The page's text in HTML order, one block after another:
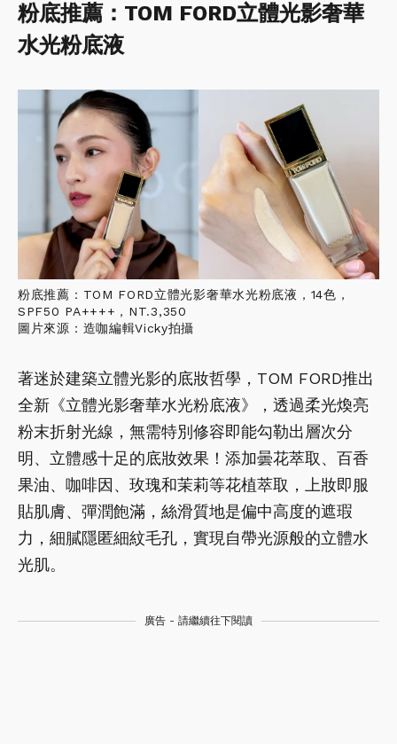
粉底推薦：TOM FORD立體光影奢華
水光粉底液
粉底推薦：TOM FORD立體光影奢華水光粉底液，14色，
SPF50 PA++++，NT.3,350
圖片來源：造咖編輯Vicky拍攝
著迷於建築立體光影的底妝哲學，TOM FORD推出
全新《立體光影奢華水光粉底液》，透過柔光煥亮
粉末折射光線，無需特別修容即能勾勒出層次分
明、立體感十足的底妝效果！添加曇花萃取、百香
果油、咖啡因、玫瑰和茉莉等花植萃取，上妝即服
貼肌膚、彈潤飽滿，絲滑質地是偏中高度的遮瑕
力，細膩隱匿細紋毛孔，實現自帶光源般的立體水
光肌。
廣告 - 請繼續往下閱讀